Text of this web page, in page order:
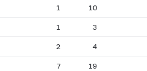
1 10
1 3
2 4
7 19